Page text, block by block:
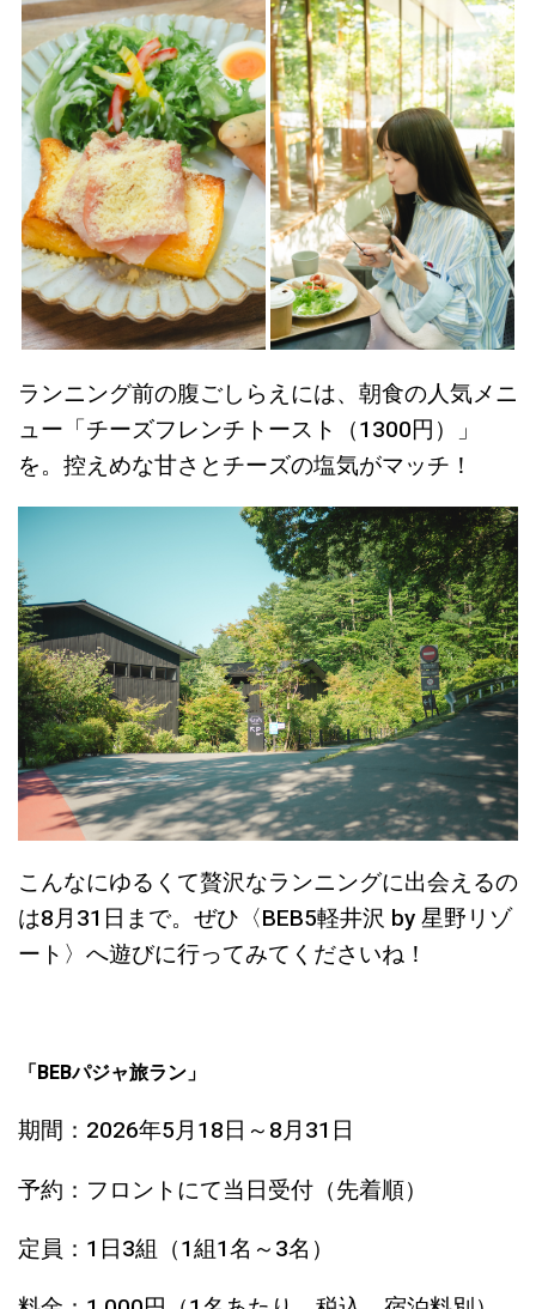
ランニング前の腹ごしらえには、朝食の人気メニ
ュー「チーズフレンチトースト（1300円）」
を。控えめな甘さとチーズの塩気がマッチ！
こんなにゆるくて贅沢なランニングに出会えるの
は8月31日まで。ぜひ〈BEB5軽井沢 by 星野リゾ
ート〉へ遊びに行ってみてくださいね！
「BEBパジャ旅ラン」
期間：2026年5月18日～8月31日
予約：フロントにて当日受付（先着順）
定員：1日3組（1組1名～3名）